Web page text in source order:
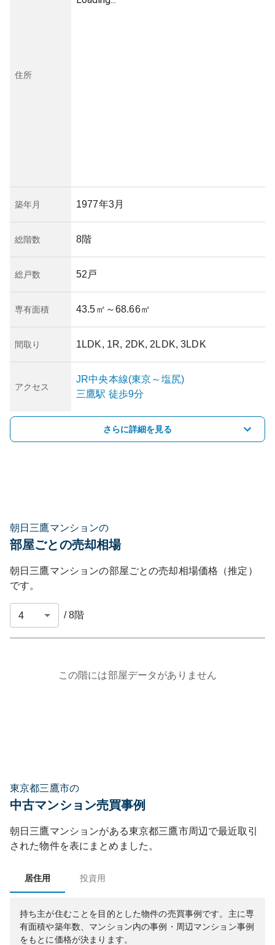
住所
築年月 1977年3月
総階数 8階
総戸数 52戸
専有面積 43.5㎡ ～68.66㎡
間取り 1LDK, 1R, 2DK, 2LDK, 3LDK
アクセス
JR中央本線(東京～塩尻)
三鷹駅 徒歩9分
さらに詳細を見る
朝日三鷹マンションの
部屋ごとの売却相場
朝日三鷹マンションの部屋ごとの売却相場価格（推定）
です。
/8階
この階には部屋データがありません
東京都三鷹市の
中古マンション売買事例
朝日三鷹マンションがある東京都三鷹市周辺で最近取引
された物件を表にまとめました。
居住用 投資用
持ち主が住むことを目的とした物件の売買事例です。 主に専
有面積や築年数、マンション内の事例・周辺マンション事例
をもとに価格が決まります。